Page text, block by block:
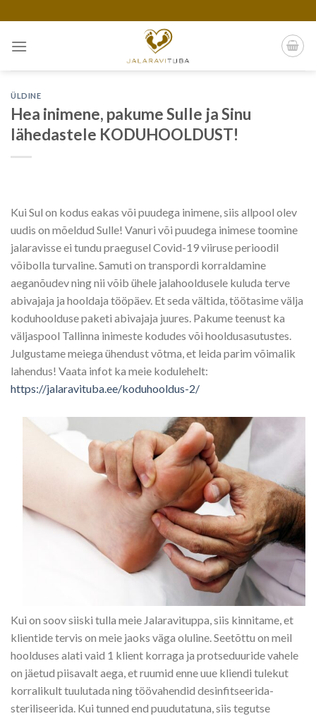
to
content
ÜLDINE
Hea inimene, pakume Sulle ja Sinu
lähedastele KODUHOOLDUST!
Kui Sul on kodus eakas või puudega inimene, siis allpool olev
uudis on mõeldud Sulle! Vanuri või puudega inimese toomine
jalaravisse ei tundu praegusel Covid-19 viiruse perioodil
võibolla turvaline. Samuti on transpordi korraldamine
aeganõudev ning nii võib ühele jalahooldusele kuluda terve
abivajaja ja hooldaja tööpäev. Et seda vältida, töötasime välja
koduhoolduse paketi abivajaja juures. Pakume teenust ka
väljaspool Tallinna inimeste kodudes või hooldusasutustes.
Julgustame meiega ühendust võtma, et leida parim võimalik
lahendus! Vaata infot ka meie kodulehelt:
https://jalaravituba.ee/koduhooldus-2/
Kui on soov siiski tulla meie Jalaravituppa, siis kinnitame, et
klientide tervis on meie jaoks väga oluline. Seetõttu on meil
hoolduses alati vaid 1 klient korraga ja protseduuride vahele
on jäetud piisavalt aega, et ruumid enne uue kliendi tulekut
korralikult tuulutada ning töövahendid desinfitseerida-
steriliseerida. Kui tunned end puudutatuna, siis tegutse